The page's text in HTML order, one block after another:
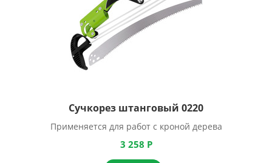
Сучкорез штанговый 0220
Применяется для работ с кроной дерева
3 258 Р